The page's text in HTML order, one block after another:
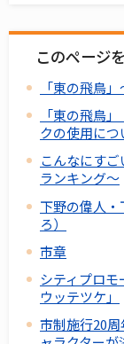
このページ
「東の飛鳥
「東の飛鳥
クの使用につ
こんなにす
ランキング～
下野の偉人
ろ）
市章
シティプロ
ウッテツケ」
市制施行20